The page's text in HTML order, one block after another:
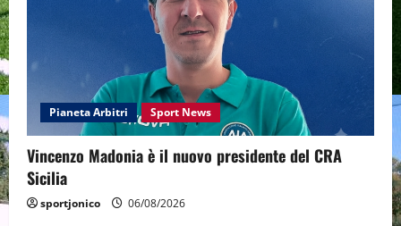
Pianeta Arbitri Sport News
Vincenzo Madonia è il nuovo presidente del CRA
Sicilia
sportjonico 06/08/2026